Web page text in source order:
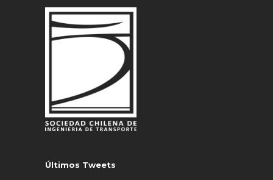
Últimos Tweets